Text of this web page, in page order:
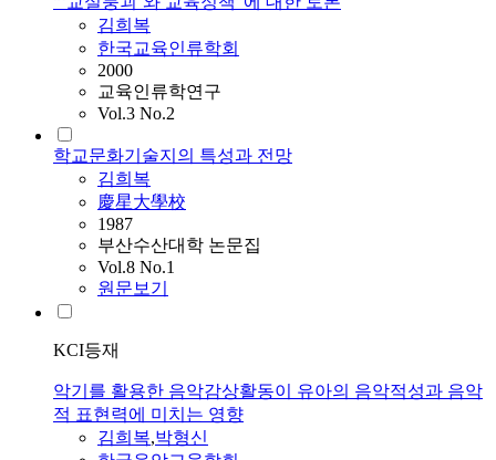
김희복
한국교육인류학회
2000
교육인류학연구
Vol.3 No.2
학교문화기술지의 특성과 전망
김희복
慶星大學校
1987
부산수산대학 논문집
Vol.8 No.1
원문보기
KCI등재
악기를 활용한 음악감상활동이 유아의 음악적성과 음악
적 표현력에 미치는 영향
김희복,박형신